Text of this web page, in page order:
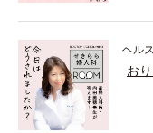
ヘル
お